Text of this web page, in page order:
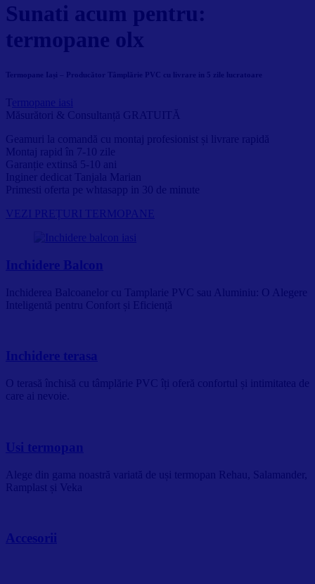
Sunati acum pentru:
termopane olx
Termopane Iași – Producător Tâmplărie PVC cu livrare in 5 zile lucratoare
T ermopane iasi
Măsurători & Consultanță GRATUITĂ
Geamuri la comandă cu montaj profesionist și livrare rapidă
Montaj rapid în 7-10 zile
Garanție extinsă 5-10 ani
Inginer dedicat Tanjala Marian
Primesti oferta pe whtasapp in 30 de minute
VEZI PREȚURI TERMOPANE
Inchidere Balcon
Inchiderea Balcoanelor cu Tamplarie PVC sau Aluminiu: O Alegere
Inteligentă pentru Confort și Eficiență
Inchidere terasa
O terasă închisă cu tâmplărie PVC îți oferă confortul și intimitatea de
care ai nevoie.
Usi termopan
Alege din gama noastră variată de uși termopan Rehau, Salamander,
Ramplast și Veka
Accesorii